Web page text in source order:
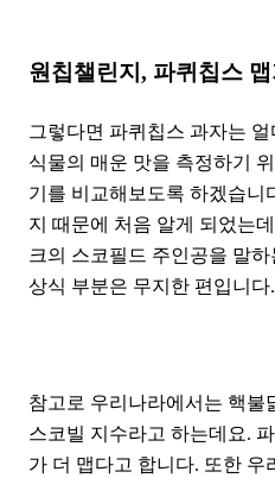
원칩챌린지, 파퀴칩스
그렇다면 파퀴칩스 과자는
식물의 매운 맛을 측정하기
기를 비교해보도록 하겠습니
지 때문에 처음 알게 되었는
크의 스코필드 주인공을 말
상식 부분은 무지한 편입니다.
참고로 우리나라에서는 핵불
스코빌 지수라고 하는데요.
가 더 맵다고 합니다. 또한